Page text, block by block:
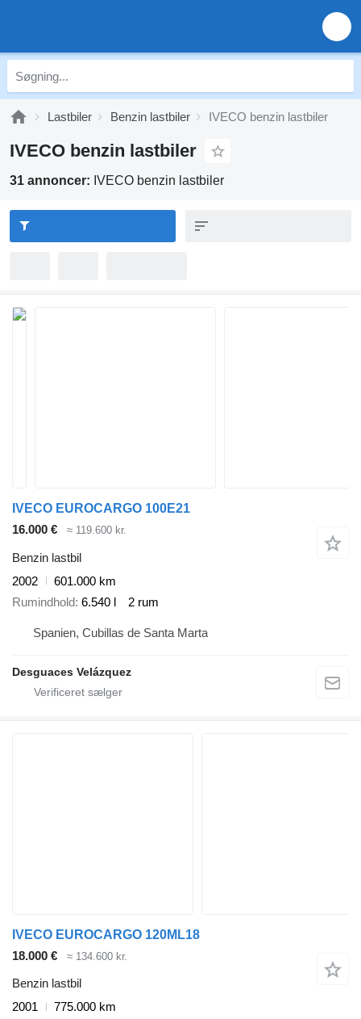
Lastbiler Benzin lastbiler IVECO benzin lastbiler
IVECO benzin lastbiler
31 annoncer: IVECO benzin lastbiler
IVECO EUROCARGO 100E21
16.000 €
≈ 119.600 kr.
Benzin lastbil
2002
601.000 km
Rumindhold 6.540 l 2 rum
Spanien, Cubillas de Santa Marta
Desguaces Velázquez
IVECO EUROCARGO 120ML18
18.000 €
≈ 134.600 kr.
Benzin lastbil
2001
775.000 km